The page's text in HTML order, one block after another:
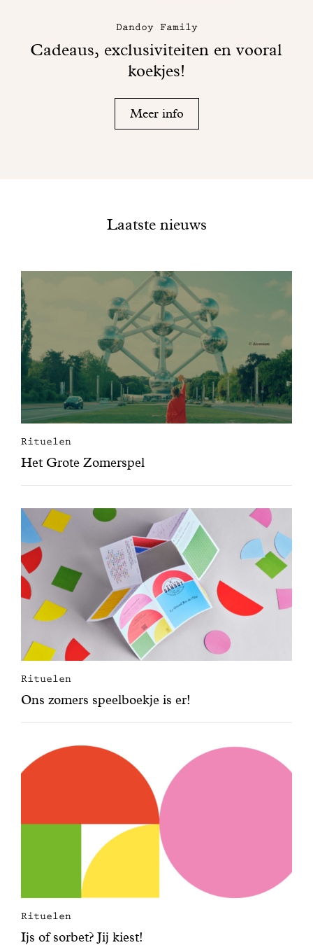
Dandoy Family
Cadeaus, exclusiviteiten en vooral
koekjes!
Meer info
Laatste nieuws
Rituelen
Het Grote Zomerspel
Rituelen
Ons zomers speelboekje is er!
Rituelen
Ijs of sorbet? Jij kiest!